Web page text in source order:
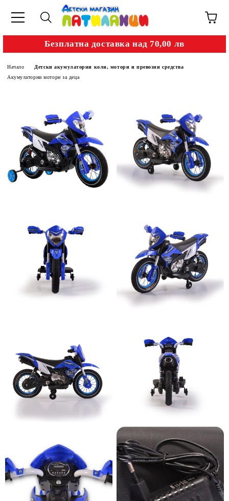
Безплатна доставка над 70,00 лв
Начало
Детски акумулаторни коли, мотори и превозни средства
Акумулаторни мотори за деца